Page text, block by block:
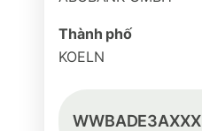
Thành phố
KOELN
WWBADE3AXXX